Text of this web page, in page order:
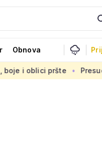
Obnova
Presuda 'Statileo